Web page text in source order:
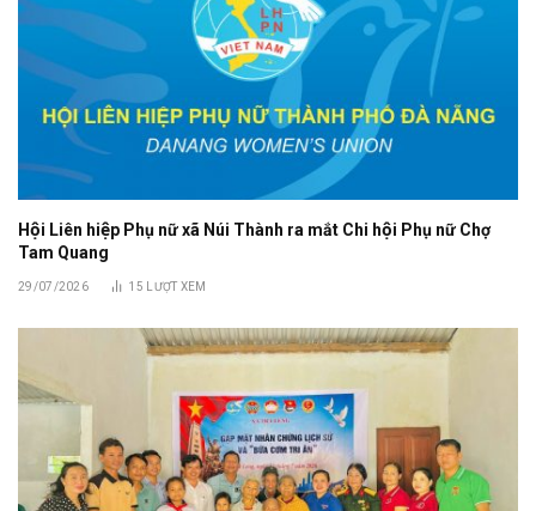
Hội Liên hiệp Phụ nữ xã Núi Thành ra mắt Chi hội Phụ nữ Chợ
Tam Quang
29/07/2026 15 LƯỢT XEM